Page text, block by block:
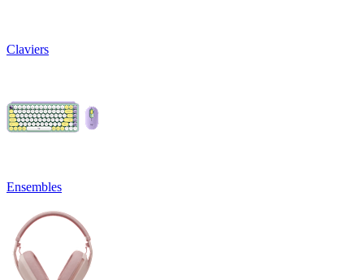
Claviers
Ensembles